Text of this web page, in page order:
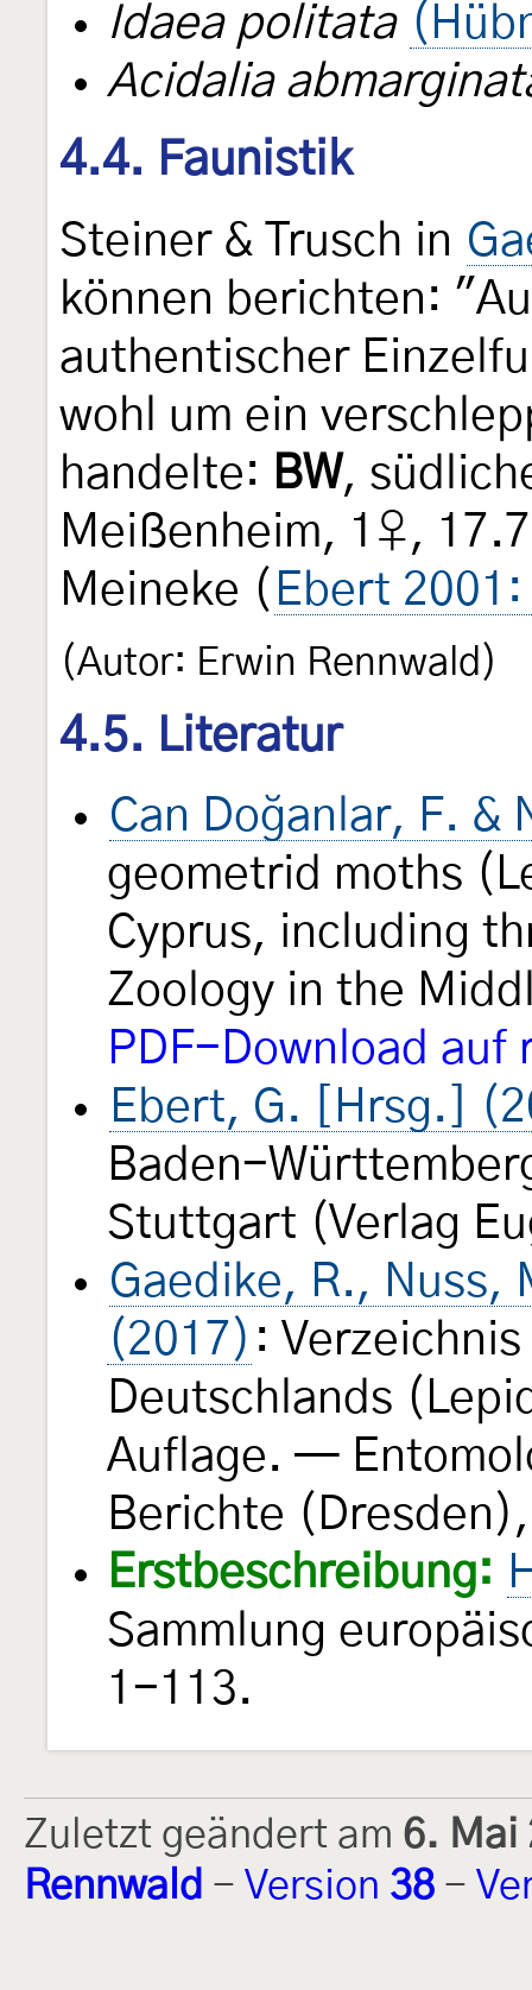
Idaea politata
Acidalia
4.4. Faunistik
Steiner & Trusch in
können berichten:
authentischer
wohl um ein
handelte: BW,
Meißenheim, 1♀,
Meineke ( Ebert
(Autor: Erwin Rennwald)
4.5. Literatur
Can Doğanlar, F. &
geometrid moths
Cyprus, including
Zoology in the
PDF-Download
Ebert, G. [Hrsg.]
Baden-
Stuttgart (Verlag
Gaedike, R., Nuss,
(2017) :
Deutschlands
Auflage. —
Berichte
Erstbeschreibung:
Sammlung
1-113.
Zuletzt geändert am 6. Mai
Rennwald - Version 38 -